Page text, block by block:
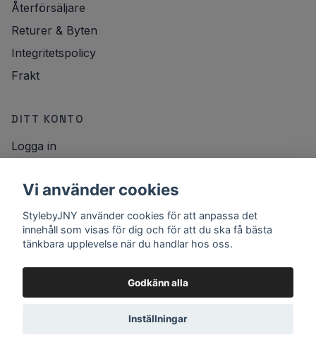
Återförsäljare
Returer & Byten
Integritetspolicy
Frakt
DITT KONTO
Logga in
NYHETSBREV
E-postadress
Registrera
Powered by Quickbutik
Vi använder cookies
StylebyJNY använder cookies för att anpassa det
innehåll som visas för dig och för att du ska få bästa
tänkbara upplevelse när du handlar hos oss.
Godkänn alla
Inställningar